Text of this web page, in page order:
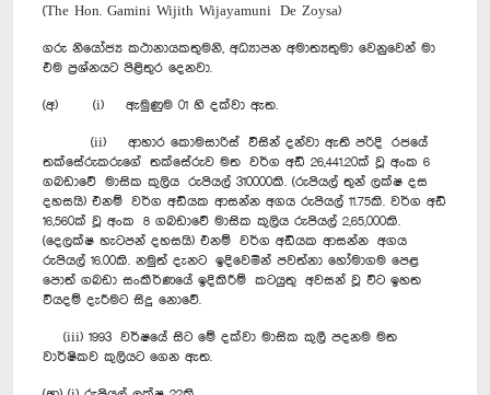
(The Hon. Gamini Wijith Wijayamuni De Zoysa)
ගරු නියෝජ්‍ය කථානායකතුමනි, අධ්‍යාපන අමාත්‍යතුමා වෙනුවෙන් මා
එම ප්‍රශ්නයට පිළිතුර දෙනවා.
(අ) (i) ඇමුණුම 01 හි දක්වා ඇත.
(ii) ආහාර කොමසාරිස් විසින් දන්වා ඇති පරිදි රජයේ
තක්සේරුකරුගේ තක්සේරුව මත වර්ග අඩි 26,441.20ක් වූ අංක 6
ගබඩාවේ මාසික කුලිය රුපියල් 310000කි. (රුපියල් තුන් ලක්ෂ දස
දහසයි) එනම් වර්ග අඩියක ආසන්න අගය රුපියල් 11.75කි. වර්ග අඩි
16,560ක් වූ අංක 8 ගබඩාවේ මාසික කුලිය රුපියල් 2,65,000කි.
(දෙලක්ෂ හැටපන් දහසයි) එනම් වර්ග අඩියක ආසන්න අගය
රුපියල් 16.00කි. නමුත් දැනට ඉදිවෙමින් පවත්නා හෝමාගම පෙළ
පොත් ගබඩා සංකීර්ණයේ ඉදිකිරීම් කටයුතු අවසන් වූ විට ඉහත
වියදම් දැරීමට සිදු නොවේ.
(iii) 1993 වර්ෂයේ සිට මේ දක්වා මාසික කුලී පදනම මත
වාර්ෂිකව කුලියට ගෙන ඇත.